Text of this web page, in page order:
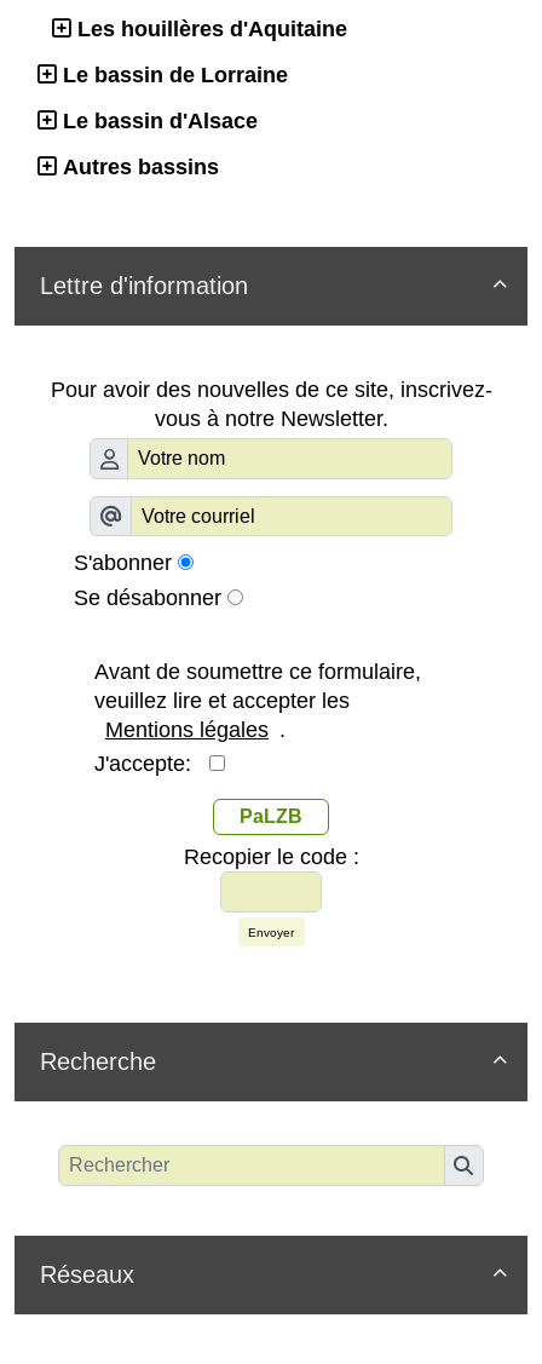
Les houillères d'Aquitaine
Le bassin de Lorraine
Le bassin d'Alsace
Autres bassins

Lettre d'information
Pour avoir des nouvelles de ce site, inscrivez-
vous à notre Newsletter.
S'abonner
Se désabonner
Avant de soumettre ce formulaire,
veuillez lire et accepter les
Mentions légales .
J'accepte:
PaLZB
Recopier le code :
Envoyer

Recherche

Réseaux